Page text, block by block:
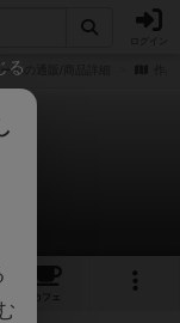
ムの通販/商品詳細
カフェ
る